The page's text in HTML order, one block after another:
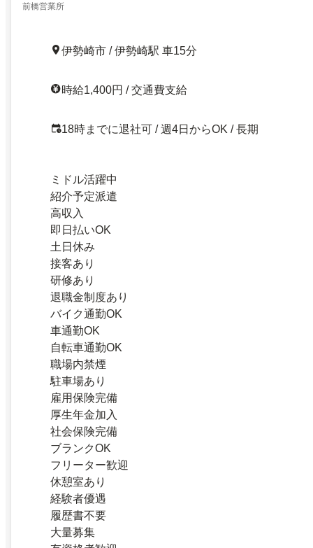
前橋営業所
伊勢崎市 / 伊勢崎駅 車15分
時給1,400円 / 交通費支給
18時までに退社可 / 週4日からOK / 長期
ミドル活躍中
紹介予定派遣
高収入
即日払いOK
土日休み
接客あり
研修あり
退職金制度あり
バイク通勤OK
車通勤OK
自転車通勤OK
職場内禁煙
駐車場あり
雇用保険完備
厚生年金加入
社会保険完備
ブランクOK
フリーター歓迎
休憩室あり
経験者優遇
履歴書不要
大量募集